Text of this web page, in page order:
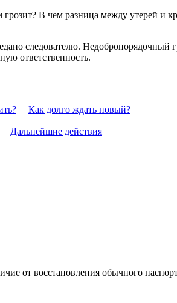
В чем разница между утерей и
следователю.
ответственность.
Как долго ждать новый?
Дальнейшие действия
от восстановления обычного